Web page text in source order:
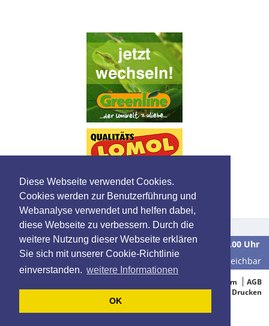
Diese Webseite verwendet Cookies.
Cookies werden zur Benutzerführung und
Webanalyse verwendet und helfen dabei,
diese Webseite zu verbessern. Durch die
weitere Nutzung dieser Webseite erklären
Sie sich mit unserer Cookie-Richtlinie
einverstanden. weitere Informationen
OK
Wir sindMontag bis Freitagin der Zeit von9.00 bis 16.00 Uhr
unter der Telefonnummer0 39 28 / 70 37 90 für Sie erreichbar
Impressum
AGB
Datenschutz
Drucken